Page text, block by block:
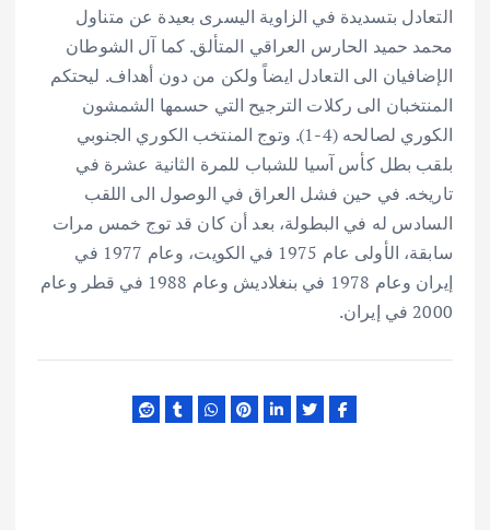
التعادل بتسديدة في الزاوية اليسرى بعيدة عن متناول
محمد حميد الحارس العراقي المتألق. كما آل الشوطان
الإضافيان الى التعادل ايضاً ولكن من دون أهداف. ليحتكم
المنتخبان الى ركلات الترجيح التي حسمها الشمشون
الكوري لصالحه (4-1). وتوج المنتخب الكوري الجنوبي
بلقب بطل كأس آسيا للشباب للمرة الثانية عشرة في
تاريخه. في حين فشل العراق في الوصول الى اللقب
السادس له في البطولة، بعد أن كان قد توج خمس مرات
سابقة، الأولى عام 1975 في الكويت، وعام 1977 في
إيران وعام 1978 في بنغلاديش وعام 1988 في قطر وعام
2000 في إيران.